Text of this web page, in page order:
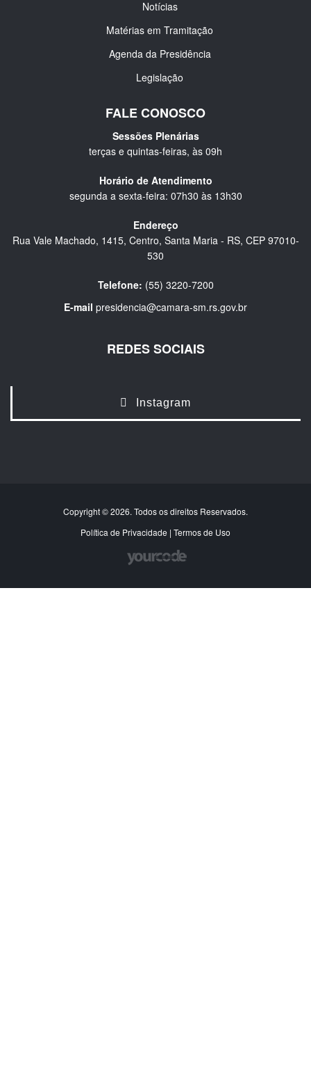
Notícias
Matérias em Tramitação
Agenda da Presidência
Legislação
FALE CONOSCO
Sessões Plenárias
terças e quintas-feiras, às 09h
Horário de Atendimento
segunda a sexta-feira: 07h30 às 13h30
Endereço
Rua Vale Machado, 1415, Centro, Santa Maria - RS, CEP 97010-
530
Telefone: (55) 3220-7200
E-mail presidencia@camara-sm.rs.gov.br
REDES SOCIAIS
Instagram
Copyright © 2026. Todos os direitos Reservados.
Política de Privacidade | Termos de Uso